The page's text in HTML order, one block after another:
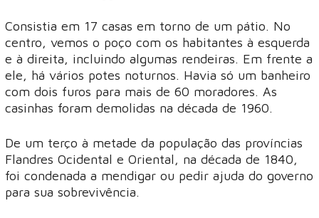
Consistia em 17 casas em torno de um pátio. No
centro, vemos o poço com os habitantes à esquerda
e à direita, incluindo algumas rendeiras. Em frente a
ele, há vários potes noturnos. Havia só um banheiro
com dois furos para mais de 60 moradores. As
casinhas foram demolidas na década de 1960.
De um terço à metade da população das províncias
Flandres Ocidental e Oriental, na década de 1840,
foi condenada a mendigar ou pedir ajuda do governo
para sua sobrevivência.